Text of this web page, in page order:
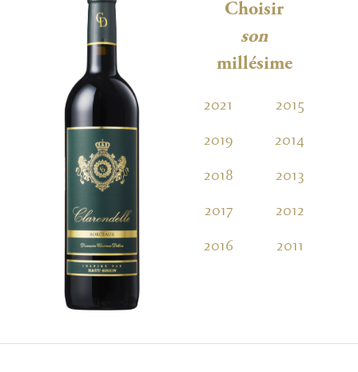
Choisir
son
millésime
2021
2019
2018
2017
2016
2015
2014
2013
2012
2011